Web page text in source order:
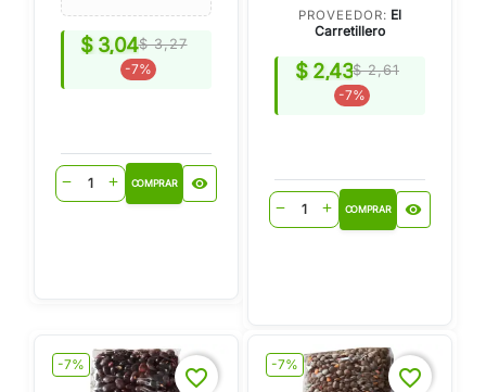
$ 3,04$ 3,27
-7%
remove add COMPRAR visibility
PROVEEDOR: El
Carretillero
$ 2,43$ 2,61
-7%
remove add COMPRAR visibility
-7%
favorite_border
-7%
favorite_border